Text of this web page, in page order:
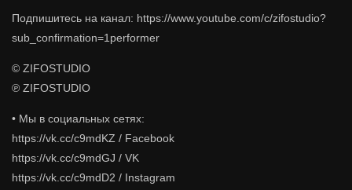
Подпишитесь на канал: https://www.youtube.com/c/zifostudio?
sub_confirmation=1performer
© ZIFOSTUDIO
℗ ZIFOSTUDIO
• Мы в социальных сетях:
https://vk.cc/c9mdKZ / Facebook
https://vk.cc/c9mdGJ / VK
https://vk.cc/c9mdD2 / Instagram